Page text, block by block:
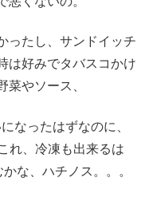
ったし、サンドイッチ
は好みでタバスコかけ
菜やソース、
なったはずなのに、
れ、冷凍も出来るは
な、ハチノス。。。